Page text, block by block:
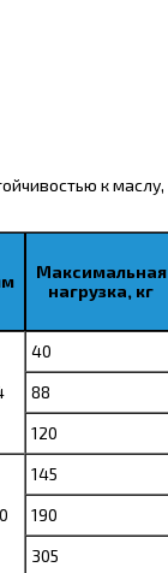
к маслу,
Максимальная
нагрузка, кг
40
88
120
145
190
305